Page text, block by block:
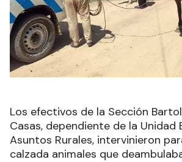
Los efectivos de la Sección
Casas, dependiente de la Unidad
Asuntos Rurales, intervinieron
calzada animales que